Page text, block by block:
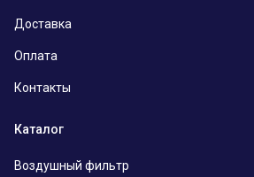
Доставка
Оплата
Контакты
Каталог
Воздушный фильтр